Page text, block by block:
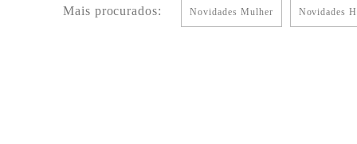
Mais procurados: Novidades Mulher Novidades